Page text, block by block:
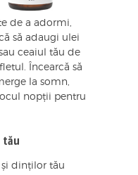
de a adormi,
să adaugi ulei
ceaiul tău de
Încearcă să
la somn,
nopții pentru
tău
dinților tău